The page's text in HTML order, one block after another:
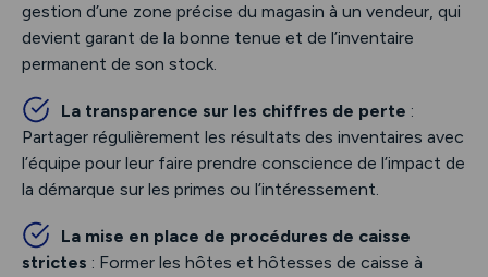
gestion d’une zone précise du magasin à un vendeur, qui
devient garant de la bonne tenue et de l’inventaire
permanent de son stock.
La transparence sur les chiffres de perte :
Partager régulièrement les résultats des inventaires avec
l’équipe pour leur faire prendre conscience de l’impact de
la démarque sur les primes ou l’intéressement.
La mise en place de procédures de caisse
strictes : Former les hôtes et hôtesses de caisse à